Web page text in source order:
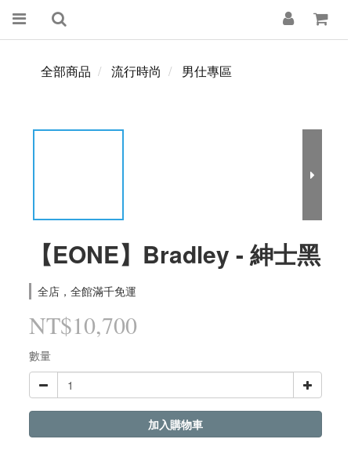
全部商品 流行時尚 男仕專區
【EONE】Bradley - 紳士黑
全店，全館滿千免運
NT$10,700
數量
加入購物車